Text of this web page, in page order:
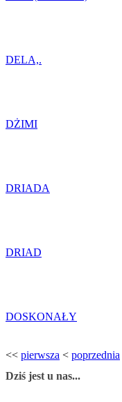
DELA,.
DŻIMI
DRIADA
DRIAD
DOSKONAŁY
<< pierwsza < poprzednia
Dziś jest u nas...